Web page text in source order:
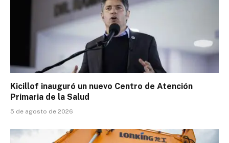
Kicillof inauguró un nuevo Centro de Atención
Primaria de la Salud
5 de agosto de 2026